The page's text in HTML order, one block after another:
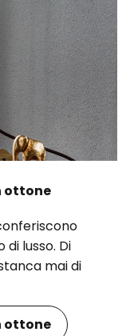
ottone
lusso. Di
mai di
ottone